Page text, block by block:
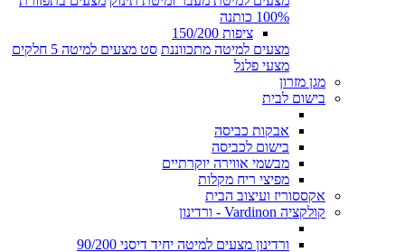
100% כותנה
ציפות 150/200
מצעים למיטה מתכווננת סט מצעים למיטה 5 חלקים
מצעי פלנל
מגן מזרון
בישום לבית
אבקות כביסה
בישום לכביסה
מבשמי אווירה יוקרתיים
מפיצי ריח מקלות
אקססוריז ועיצוב הבית
קולקציה Vardinon - ורדינון
ורדינון מצעים למיטה יחיד דיסני 90/200